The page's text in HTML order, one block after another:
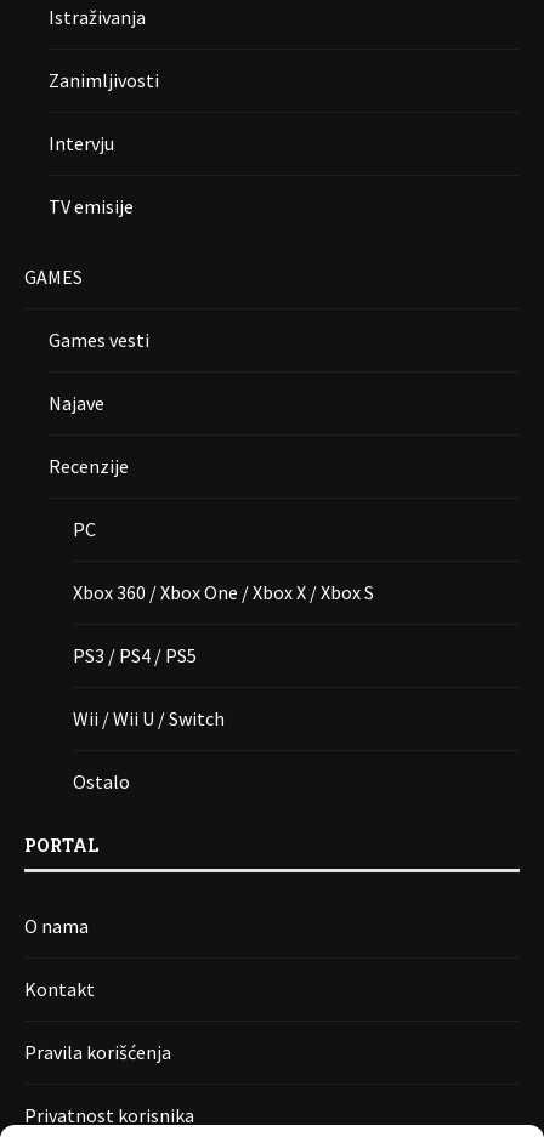
Istraživanja
Zanimljivosti
Intervju
TV emisije
GAMES
Games vesti
Najave
Recenzije
PC
Xbox 360 / Xbox One / Xbox X / Xbox S
PS3 / PS4 / PS5
Wii / Wii U / Switch
Ostalo
PORTAL
O nama
Kontakt
Pravila korišćenja
Privatnost korisnika